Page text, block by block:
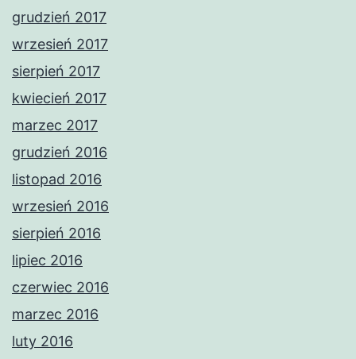
grudzień 2017
wrzesień 2017
sierpień 2017
kwiecień 2017
marzec 2017
grudzień 2016
listopad 2016
wrzesień 2016
sierpień 2016
lipiec 2016
czerwiec 2016
marzec 2016
luty 2016